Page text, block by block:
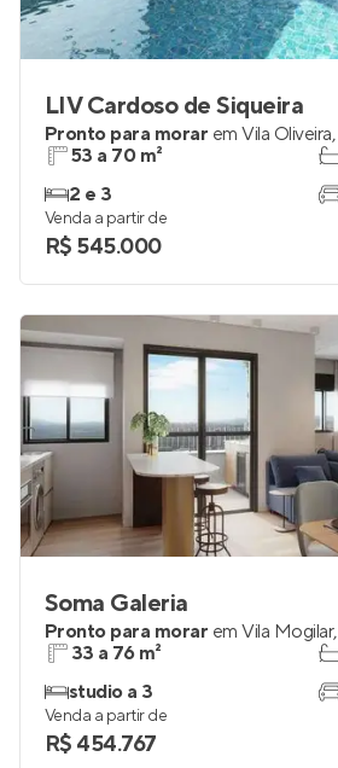
LIV Cardoso de Siqueira
Pronto para morar em Vila Oliveira,
53 a 70 m²
2 e 3
Venda a partir de
R$ 545.000
Soma Galeria
Pronto para morar em Vila Mogilar,
33 a 76 m²
studio a 3
Venda a partir de
R$ 454.767